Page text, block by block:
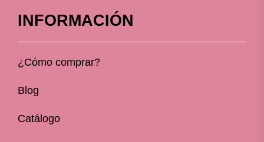
INFORMACIÓN
¿Cómo comprar?
Blog
Catálogo